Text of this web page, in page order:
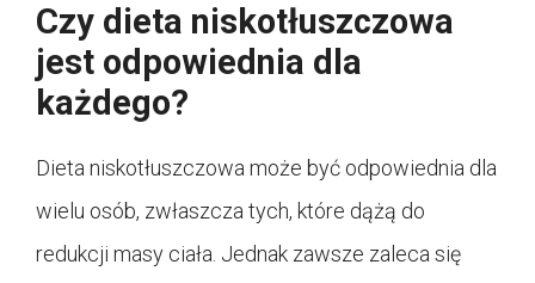
Czy dieta niskotłuszczowa
jest odpowiednia dla
każdego?
Dieta niskotłuszczowa może być odpowiednia dla
wielu osób, zwłaszcza tych, które dążą do
redukcji masy ciała. Jednak zawsze zaleca się